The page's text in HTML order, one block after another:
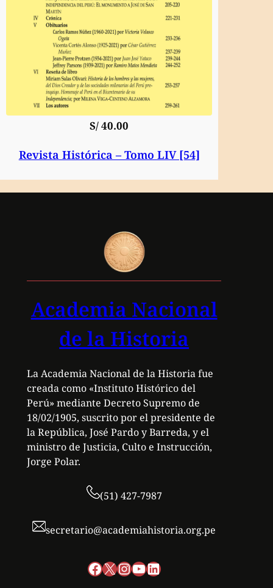
S/40.00
Revista Histórica – Tomo LIV [54]
Academia Nacional
de la Historia
La Academia Nacional de la Historia fue
creada como «Instituto Histórico del
Perú» mediante Decreto Supremo de
18/02/1905, suscrito por el presidente de
la República, José Pardo y Barreda, y el
ministro de Justicia, Culto e Instrucción,
Jorge Polar.
(51) 427-7987
secretario@academiahistoria.org.pe
Facebook
X Instagram
YouTube
LinkedIn